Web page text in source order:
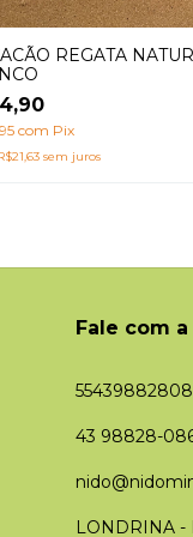
REGATA
com Pix
sem juros
Fale com
43 98828-
LONDRINA -